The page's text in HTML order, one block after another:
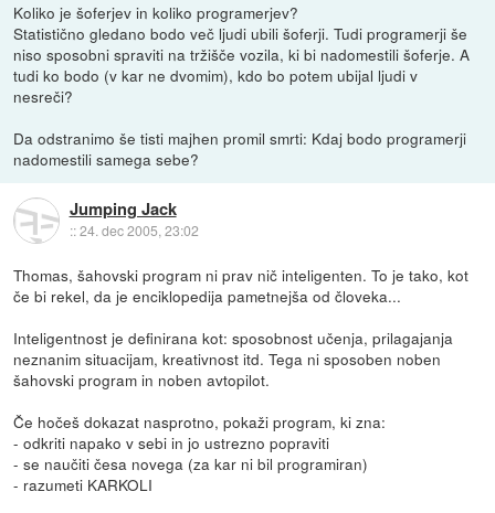
Koliko je šoferjev in koliko programerjev?
Statistično gledano bodo več ljudi ubili šoferji. Tudi programerji še
niso sposobni spraviti na tržišče vozila, ki bi nadomestili šoferje. A
tudi ko bodo (v kar ne dvomim), kdo bo potem ubijal ljudi v
nesreči?
Da odstranimo še tisti majhen promil smrti: Kdaj bodo programerji
nadomestili samega sebe?
Jumping Jack
::24. dec 2005, 23:02
Thomas, šahovski program ni prav nič inteligenten. To je tako, kot
če bi rekel, da je enciklopedija pametnejša od človeka...
Inteligentnost je definirana kot: sposobnost učenja, prilagajanja
neznanim situacijam, kreativnost itd. Tega ni sposoben noben
šahovski program in noben avtopilot.
Če hočeš dokazat nasprotno, pokaži program, ki zna:
- odkriti napako v sebi in jo ustrezno popraviti
- se naučiti česa novega (za kar ni bil programiran)
- razumeti KARKOLI